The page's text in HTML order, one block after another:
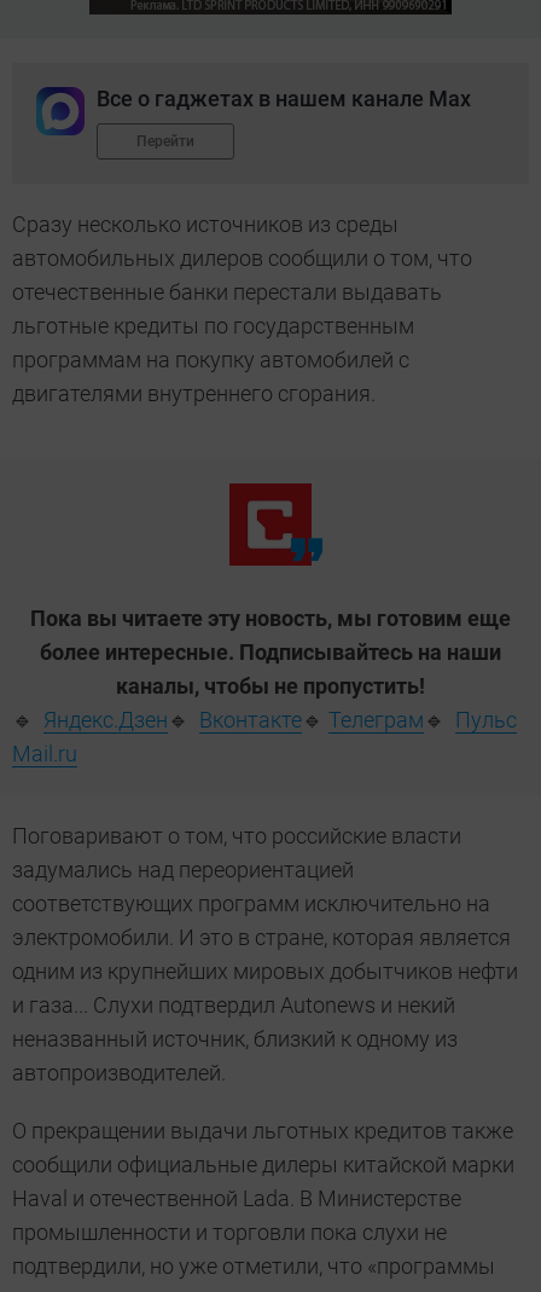
Все о гаджетах в нашем канале Max
Перейти
Сразу несколько источников из среды
автомобильных дилеров сообщили о том, что
отечественные банки перестали выдавать
льготные кредиты по государственным
программам на покупку автомобилей с
двигателями внутреннего сгорания.
Пока вы читаете эту новость, мы готовим еще
более интересные. Подписывайтесь на наши
каналы, чтобы не пропустить!
🔹 Яндекс.Дзен 🔹 Вконтакте🔹 Телеграм 🔹 Пульс
Mail.ru
Поговаривают о том, что российские власти
задумались над переориентацией
соответствующих программ исключительно на
электромобили. И это в стране, которая является
одним из крупнейших мировых добытчиков нефти
и газа... Слухи подтвердил Autonews и некий
неназванный источник, близкий к одному из
автопроизводителей.
О прекращении выдачи льготных кредитов также
сообщили официальные дилеры китайской марки
Haval и отечественной Lada. В Министерстве
промышленности и торговли пока слухи не
подтвердили, но уже отметили, что «программы